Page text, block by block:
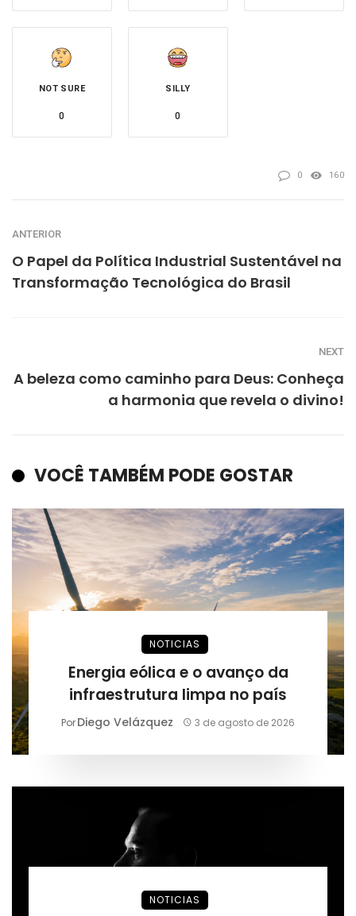
NOT SURE
0
SILLY
0
0 160
ANTERIOR
O Papel da Política Industrial Sustentável na
Transformação Tecnológica do Brasil
NEXT
A beleza como caminho para Deus: Conheça
a harmonia que revela o divino!
VOCÊ TAMBÉM PODE GOSTAR
NOTICIAS
Energia eólica e o avanço da
infraestrutura limpa no país
PorDiego Velázquez 3 de agosto de 2026
NOTICIAS